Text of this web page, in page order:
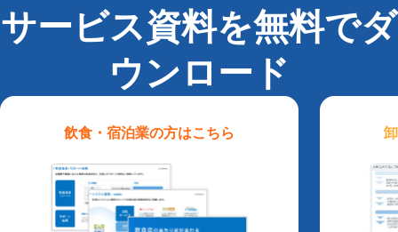
サービス資料を無料でダ
ウンロード
飲食・宿泊業の方はこちら